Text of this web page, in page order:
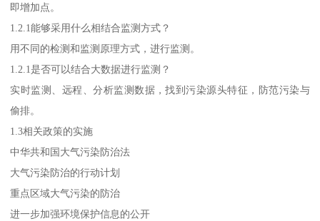
即增加点。
1.2.1能够采用什么相结合监测方式？
用不同的检测和监测原理方式，进行监测。
1.2.1是否可以结合大数据进行监测？
实时监测、远程、分析监测数据，找到污染源头特征，防范污染与
偷排。
1.3相关政策的实施
中华共和国大气污染防治法
大气污染防治的行动计划
重点区域大气污染的防治
进一步加强环境保护信息的公开